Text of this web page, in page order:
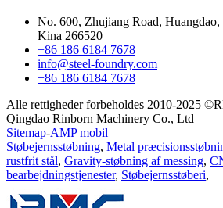
No. 600, Zhujiang Road, Huangdao,
Kina 266520
+86 186 6184 7678
info@steel-foundry.com
+86 186 6184 7678
Alle rettigheder forbeholdes 2010-2025
Qingdao Rinborn Machinery Co., Ltd
Sitemap-AMP mobil
Støbejernsstøbning, Metal
rustfrit stål, Gravity-støbning af messing,
bearbejdningstjenester, Støbejernsstøberi,